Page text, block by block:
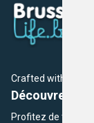
Crafted with
Découvrez
Profitez de toutes